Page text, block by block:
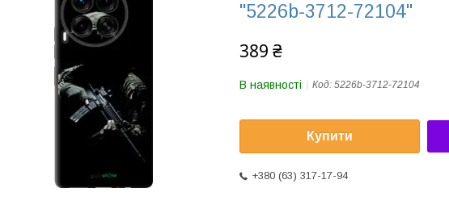
"5226b-3712-72104"
389 ₴
В наявності Код: 5226b-3712-72104
Купити
+380 (63) 317-17-94